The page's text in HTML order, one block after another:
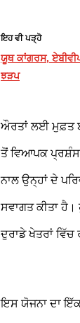
ਇਹ ਵੀ ਪੜ੍ਹੋ
ਯੂਥ ਕਾਂਗਰਸ,
ਝੜਪ
ਔਰਤਾਂ ਲਈ ਮੁਫ਼ਤ
ਤੋਂ ਵਿਆਪਕ
ਨਾਲ ਉਨ੍ਹਾਂ ਦੇ
ਸਵਾਗਤ ਕੀਤਾ
ਦੁਰਾਡੇ ਖੇਤਰਾਂ ਵਿੱਚ
ਇਸ ਯੋਜਨਾ ਦਾ